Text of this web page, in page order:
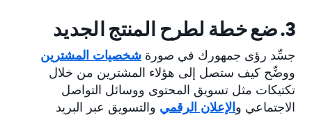
3. ضع خطة لطرح المنتج الجديد
جسِّد رؤى جمهورك في صورة شخصيات المشترين
ووضِّح كيف ستصل إلى هؤلاء المشترين من خلال
تكتيكات مثل تسويق المحتوى ووسائل التواصل
الاجتماعي والإعلان الرقمي والتسويق عبر البريد